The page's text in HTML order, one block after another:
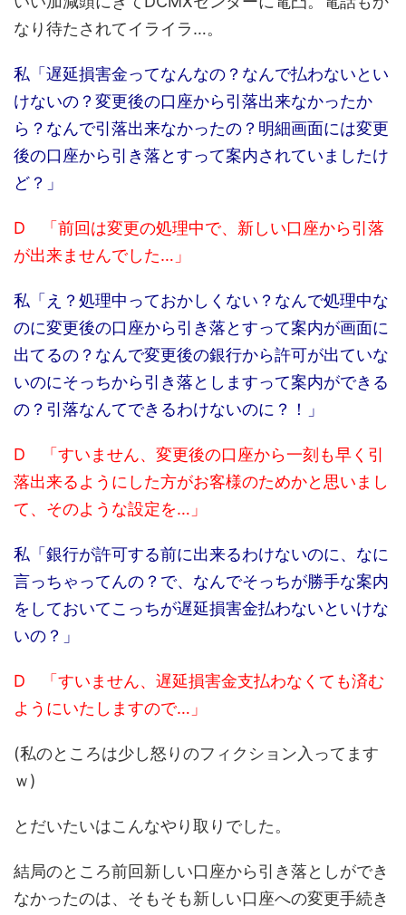
なり待たされてイライラ…。
私「遅延損害金ってなんなの？なんで払わないとい
けないの？変更後の口座から引落出来なかったか
ら？なんで引落出来なかったの？明細画面には変更
後の口座から引き落とすって案内されていましたけ
ど？」
D 「前回は変更の処理中で、新しい口座から引落
が出来ませんでした…」
私「え？処理中っておかしくない？なんで処理中な
のに変更後の口座から引き落とすって案内が画面に
出てるの？なんで変更後の銀行から許可が出ていな
いのにそっちから引き落としますって案内ができる
の？引落なんてできるわけないのに？！」
D 「すいません、変更後の口座から一刻も早く引
落出来るようにした方がお客様のためかと思いまし
て、そのような設定を…」
私「銀行が許可する前に出来るわけないのに、なに
言っちゃってんの？で、なんでそっちが勝手な案内
をしておいてこっちが遅延損害金払わないといけな
いの？」
D 「すいません、遅延損害金支払わなくても済む
ようにいたしますので…」
(私のところは少し怒りのフィクション入ってます
ｗ)
とだいたいはこんなやり取りでした。
結局のところ前回新しい口座から引き落としができ
なかったのは、そもそも新しい口座への変更手続き